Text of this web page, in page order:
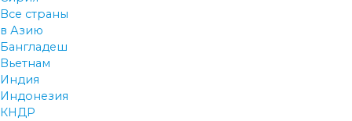
Все страны
в Азию
Бангладеш
Вьетнам
Индия
Индонезия
КНДР